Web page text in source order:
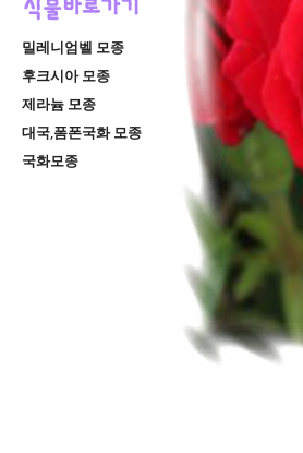
밀레니엄벨 모종
후크시아 모종
제라늄 모종
대국,폼폰국화 모종
국화모종